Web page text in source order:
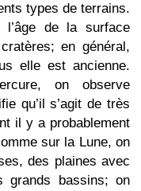
types de terrains.
l’âge de la surface
en général,
elle est ancienne.
on observe
qu’il s’agit de très
il y a probablement
sur la Lune, on
des plaines avec
grands bassins; on